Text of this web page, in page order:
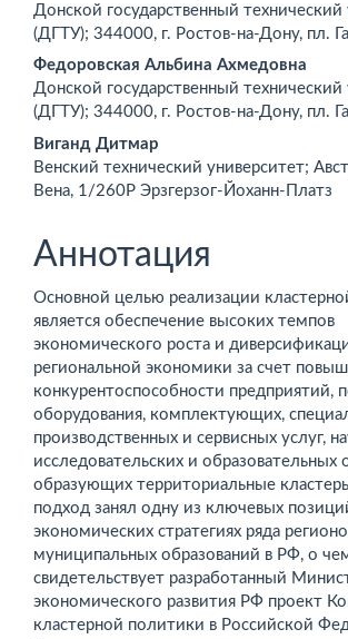
содержимое
статьи
Донской государственный технический
(ДГТУ); 344000, г. Ростов-на-Дону, пл.
Федоровская Альбина Ахмедовна
Донской государственный технический
(ДГТУ); 344000, г. Ростов-на-Дону, пл.
Виганд Дитмар
Венский технический университет;
Вена, 1/260P Эрзгерзог-Йоханн-Платз
Аннотация
Основной целью реализации
является обеспечение высоких темпов
экономического роста и
региональной экономики за счет
конкурентоспособности предприятий,
оборудования, комплектующих,
производственных и сервисных услуг,
исследовательских и образовательных
образующих территориальные
подход занял одну из ключевых
экономических стратегиях ряда
муниципальных образований в РФ, о
свидетельствует разработанный
экономического развития РФ проект
кластерной политики в Российской